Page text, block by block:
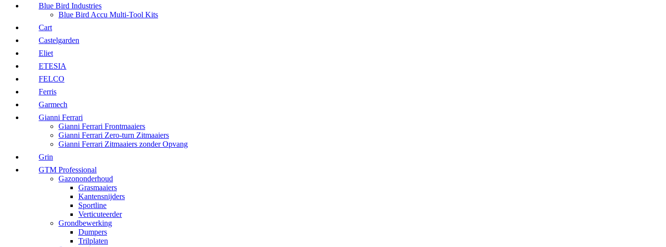
Blue Bird Industries
Blue Bird Accu Multi-Tool Kits
Cart
Castelgarden
Eliet
ETESIA
FELCO
Ferris
Garmech
Gianni Ferrari
Gianni Ferrari Frontmaaiers
Gianni Ferrari Zero-turn Zitmaaiers
Gianni Ferrari Zitmaaiers zonder Opvang
Grin
GTM Professional
Gazononderhoud
Grasmaaiers
Kantensnijders
Sportline
Verticuteerder
Grondbewerking
Dumpers
Trilplaten